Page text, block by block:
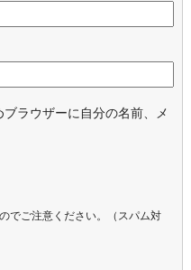
ラウザーに自分の名前、メ
でご注意ください。（スパム対